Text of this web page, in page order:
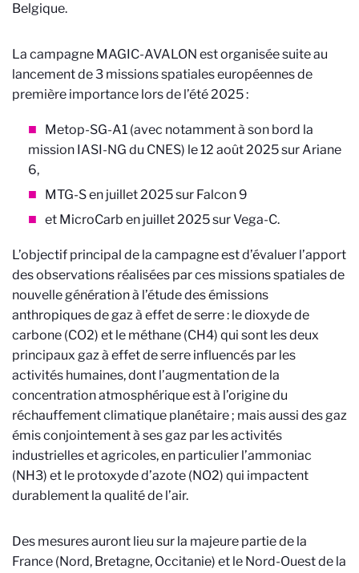
Belgique.
La campagne MAGIC-AVALON est organisée suite au
lancement de 3 missions spatiales européennes de
première importance lors de l’été 2025 :
Metop-SG-A1 (avec notamment à son bord la
mission IASI-NG du CNES) le 12 août 2025 sur Ariane
6,
MTG-S en juillet 2025 sur Falcon 9
et MicroCarb en juillet 2025 sur Vega-C.
L’objectif principal de la campagne est d’évaluer l’apport
des observations réalisées par ces missions spatiales de
nouvelle génération à l’étude des émissions
anthropiques de gaz à effet de serre : le dioxyde de
carbone (CO2) et le méthane (CH4) qui sont les deux
principaux gaz à effet de serre influencés par les
activités humaines, dont l’augmentation de la
concentration atmosphérique est à l’origine du
réchauffement climatique planétaire ; mais aussi des gaz
émis conjointement à ses gaz par les activités
industrielles et agricoles, en particulier l’ammoniac
(NH3) et le protoxyde d’azote (NO2) qui impactent
durablement la qualité de l’air.
Des mesures auront lieu sur la majeure partie de la
France (Nord, Bretagne, Occitanie) et le Nord-Ouest de la